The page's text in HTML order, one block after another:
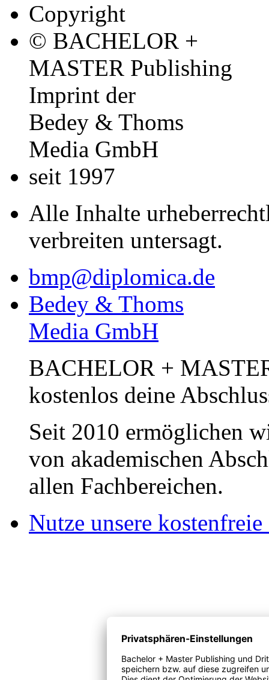
Copyright
© BACHELOR +
MASTER Publishing
Imprint der
Bedey & Thoms
Media GmbH
seit 1997
Alle Inhalte
verbreiten untersagt.
bmp@diplomica.de
Bedey & Thoms
Media GmbH
BACHELOR +
kostenlos deine
Seit 2010 ermöglichen
von akademischen
allen Fachbereichen.
Nutze unsere